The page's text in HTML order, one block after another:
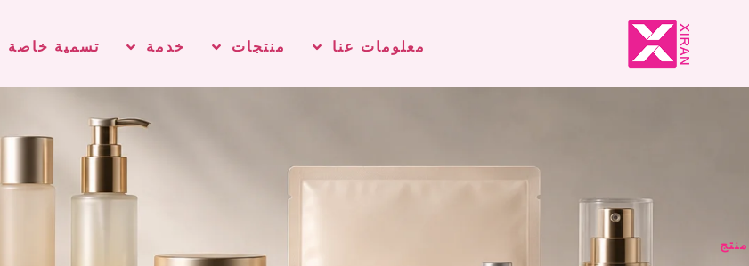
معلومات عنا منتجات خدمة تسمية خاصة
منتج